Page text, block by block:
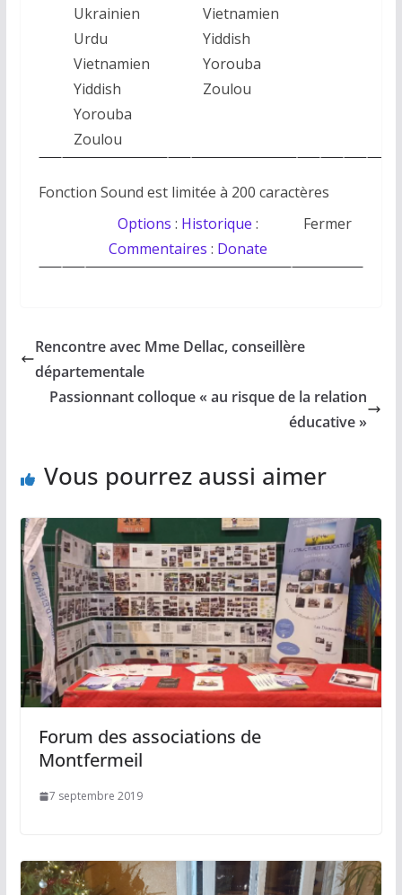
Ukrainien
Urdu
Vietnamien
Yiddish
Yorouba
Zoulou
Vietnamien
Yiddish
Yorouba
Zoulou
Fonction Sound est limitée à 200 caractères
Options : Historique :
Commentaires : Donate
Fermer
Rencontre avec Mme Dellac, conseillère
départementale
Passionnant colloque « au risque de la relation
éducative »
Vous pourrez aussi aimer
Forum des associations de
Montfermeil
7 septembre 2019